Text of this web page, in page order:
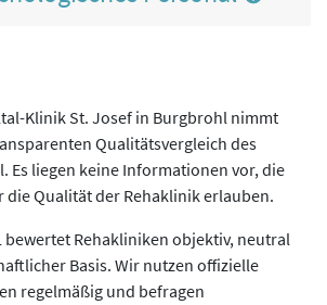
Klinik St. Josef in Burgbrohl nimmt
Qualitätsvergleich des
Es liegen keine Informationen vor, die
die Qualität der Rehaklinik erlauben.
bewertet Rehakliniken objektiv, neutral
Basis. Wir nutzen offizielle
regelmäßig und befragen